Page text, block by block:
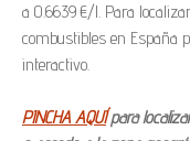
a 0.6639 €/l. Para
combustibles en España
interactivo.
PINCHA AQUÍpara